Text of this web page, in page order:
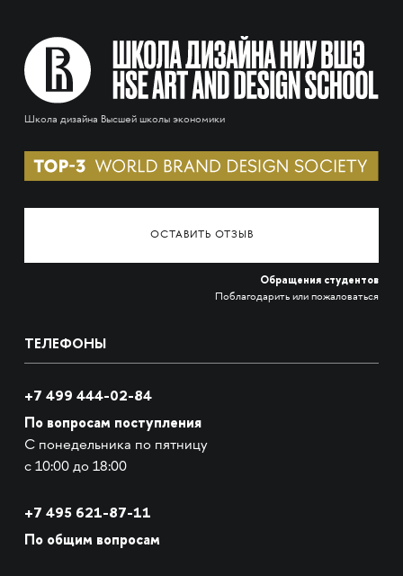
Школа дизайна Высшей школы экономики
ОСТАВИТЬ ОТЗЫВ
Обращения студентов
Поблагодарить или пожаловаться
ТЕЛЕФОНЫ
+7 499 444-02-84
По вопросам поступления
С понедельника по пятницу
с 10:00 до 18:00
+7 495 621-87-11
По общим вопросам